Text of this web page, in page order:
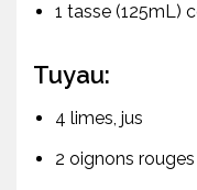
1 tasse (125mL)
Tuyau:
4 limes, jus
2 oignons rouges